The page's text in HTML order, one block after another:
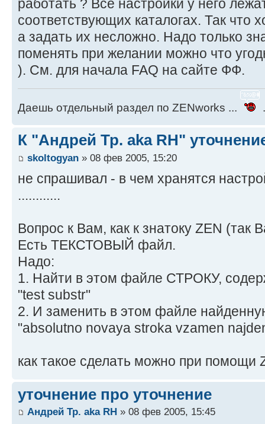
работать ? Все настройки у него
соответствующих каталогах. Так что
а задать их несложно. Надо только
поменять при желании можно что
). См. для начала FAQ на сайте ФФ.
Даешь отдельный раздел по ZENworks ...
К "Андрей Тр. aka RH"
skoltogyan » 08 фев 2005, 15:20
не спрашивал - в чем хранятся
............
Вопрос к Вам, как к знатоку ZEN (так
Есть ТЕКСТОВЫЙ файл.
Надо:
1. Найти в этом файле СТРОКУ,
"test substr"
2. И заменить в этом файле
"absolutno novaya stroka vzamen
как такое сделать можно при помощи
уточнение про уточнение
Андрей Тр. aka RH » 08 фев 2005, 15:45